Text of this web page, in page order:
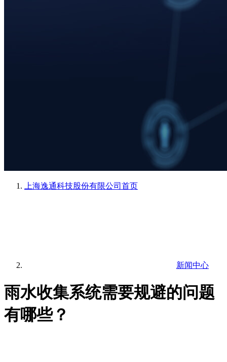
上海逸通科技股份有限公司 首页
新闻中心
雨水收集系统需要规避的问题
有哪些？